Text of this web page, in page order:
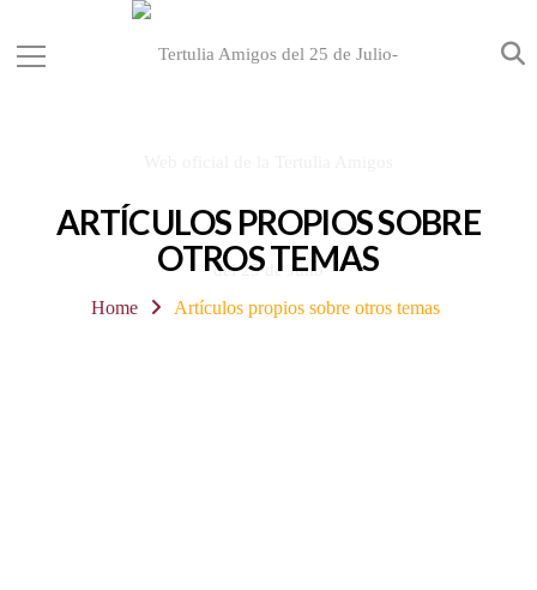
ARTÍCULOS PROPIOS SOBRE
OTROS TEMAS
Home Artículos propios sobre otros temas